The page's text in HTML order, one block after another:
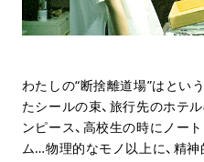
わたしの“断捨離道場”はとい
たシールの束、旅行先のホテ
ンピース、高校生の時にノー
ム…物理的なモノ以上に、精